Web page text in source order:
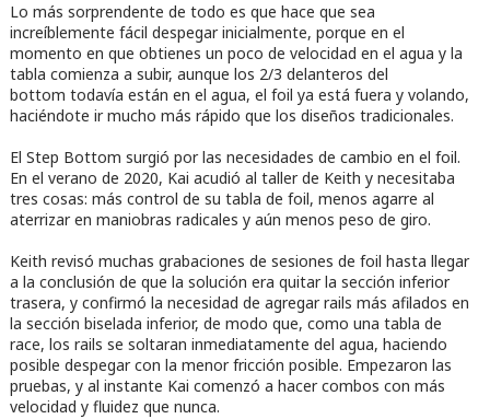
Lo más sorprendente de todo es que hace que sea
increíblemente fácil despegar inicialmente, porque en el
momento en que obtienes un poco de velocidad en el agua y la
tabla comienza a subir, aunque los 2/3 delanteros del
bottom todavía están en el agua, el foil ya está fuera y volando,
haciéndote ir mucho más rápido que los diseños tradicionales.
El Step Bottom surgió por las necesidades de cambio en el foil.
En el verano de 2020, Kai acudió al taller de Keith y necesitaba
tres cosas: más control de su tabla de foil, menos agarre al
aterrizar en maniobras radicales y aún menos peso de giro.
Keith revisó muchas grabaciones de sesiones de foil hasta llegar
a la conclusión de que la solución era quitar la sección inferior
trasera, y confirmó la necesidad de agregar rails más afilados en
la sección biselada inferior, de modo que, como una tabla de
race, los rails se soltaran inmediatamente del agua, haciendo
posible despegar con la menor fricción posible. Empezaron las
pruebas, y al instante Kai comenzó a hacer combos con más
velocidad y fluidez que nunca.